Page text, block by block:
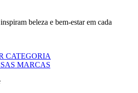
beleza e bem-estar em cada
CATEGORIA
MARCAS